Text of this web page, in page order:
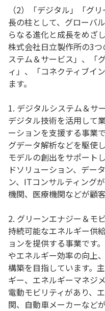
（2）「デジタル」「グ
長の柱として、グローバ
らなる進化と成長をめざし
株式会社日立製作所の3
ステム＆サービス」、「
ィ」、「コネクティブイ
ます。
1. デジタルシステム＆サ
デジタル技術を活用して
ーションを支援する事業
グデータ解析などを駆使
モデルの創出をサポート
ドソリューション、デー
ン、ITコンサルティング
機関、医療機関などが顧客
2. グリーンエナジー＆モ
持続可能なエネルギー供
ョンを提供する事業です
やエネルギー効率の向上
構築を目指しています。
ギー、エネルギーマネジ
電動モビリティがあり、
関、自動車メーカーなどが